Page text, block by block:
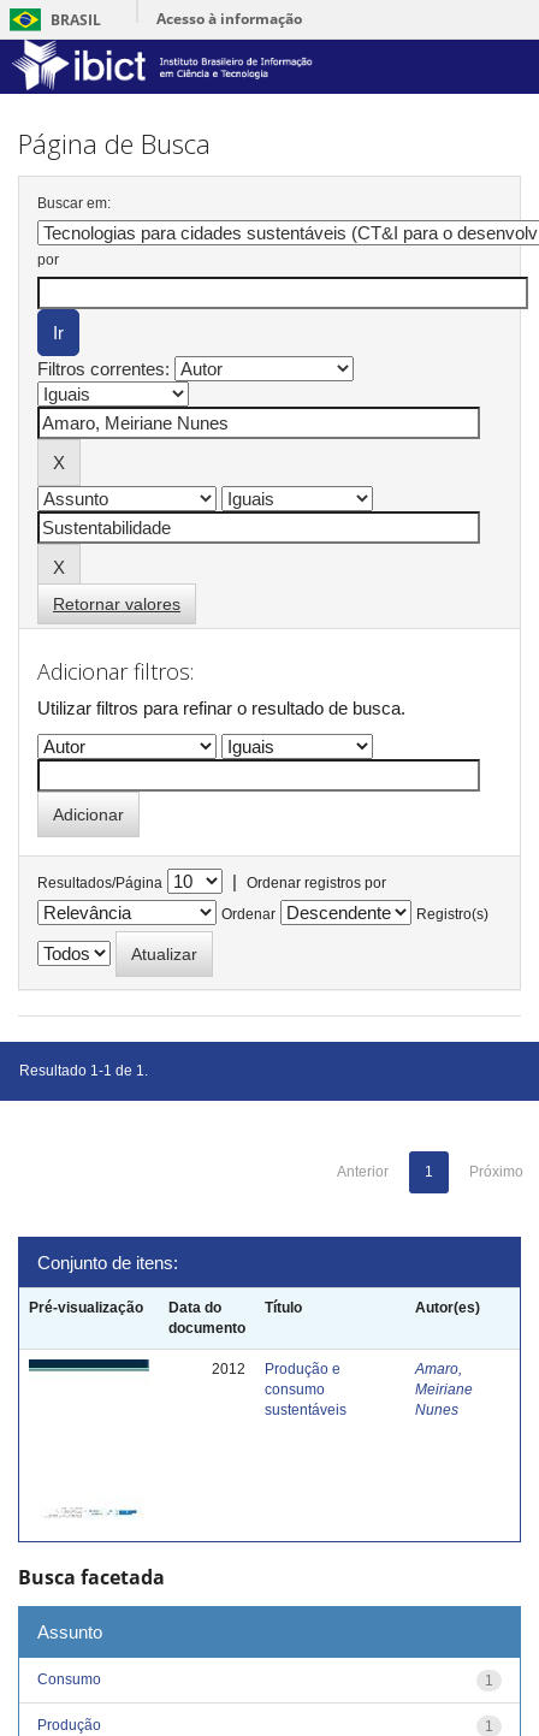
BRASIL Acesso à informação
Skip
Página de Busca
Buscar em:
por
Filtros correntes:
Retornar valores
Adicionar filtros:
Utilizar filtros para refinar o resultado de busca.
Resultados/Página |
Ordenar registros por
Ordenar
Registro(s)
Resultado 1-1 de 1.
Anterior 1 Próximo
Conjunto de itens:
Pré-visualização
Data do
documento
Título Autor(es)
2012
Produção e
consumo
sustentáveis
Amaro,
Meiriane
Nunes
Busca facetada
Assunto
1
Consumo
1
Produção